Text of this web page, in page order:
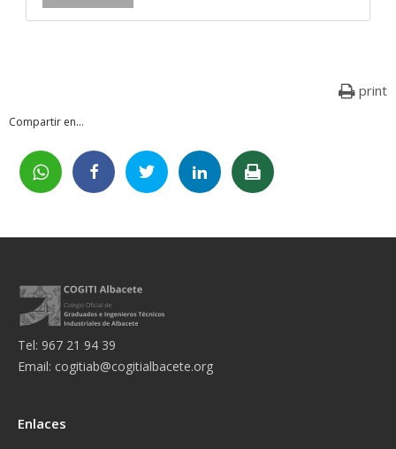
print
Compartir en...
Tel: 967 21 94 39
Email: cogitiab@cogitialbacete.org
Enlaces